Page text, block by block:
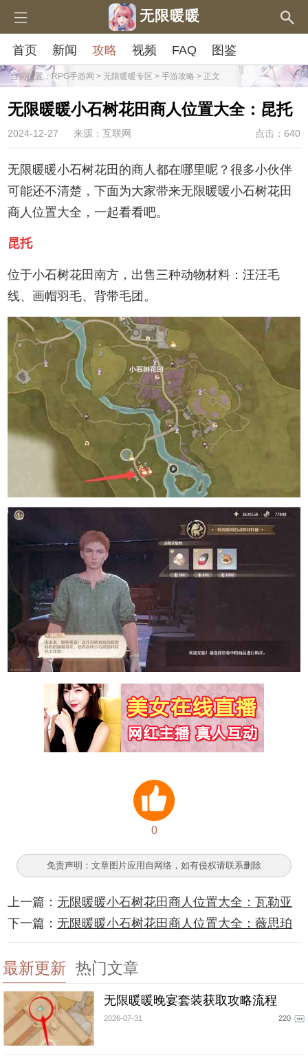
无限暖暖
首页 新闻 攻略 视频 FAQ 图鉴
当前位置：RPG手游网 > 无限暖暖专区 > 手游攻略 > 正文
无限暖暖小石树花田商人位置大全：昆托
2024-12-27 来源：互联网 点击：640
无限暖暖小石树花田的商人都在哪里呢？很多小伙伴
可能还不清楚，下面为大家带来无限暖暖小石树花田
商人位置大全，一起看看吧。
昆托
位于小石树花田南方，出售三种动物材料：汪汪毛
线、画帽羽毛、背带毛团。
0
免责声明：文章图片应用自网络，如有侵权请联系删除
上一篇： 无限暖暖小石树花田商人位置大全：瓦勒亚
下一篇： 无限暖暖小石树花田商人位置大全：薇思珀
最新更新 热门文章
无限暖暖晚宴套装获取攻略流程
2026-07-31 220